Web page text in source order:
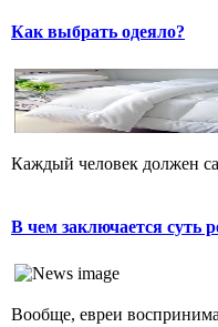
Как выбрать одеяло?
Каждый человек должен
В чем заключается суть
Вообще, евреи